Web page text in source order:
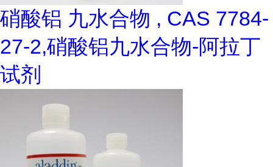
硝酸铝 九水合物 , CAS 7784-
27-2,硝酸铝九水合物-阿拉丁
试剂